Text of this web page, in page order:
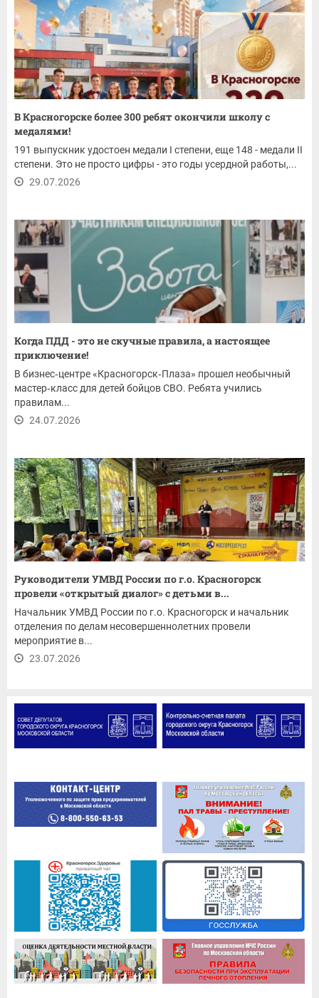
В Красногорске более 300 ребят окончили школу с
медалями!
191 выпускник удостоен медали I степени, еще 148 - медали II
степени. Это не просто цифры - это годы усердной работы,...
29.07.2026
Когда ПДД - это не скучные правила, а настоящее
приключение!
В бизнес‑центре «Красногорск‑Плаза» прошел необычный
мастер‑класс для детей бойцов СВО. Ребята учились
правилам...
24.07.2026
Руководители УМВД России по г.о. Красногорск
провели «открытый диалог» с детьми в...
Начальник УМВД России по г.о. Красногорск и начальник
отделения по делам несовершеннолетних провели
мероприятие в...
23.07.2026